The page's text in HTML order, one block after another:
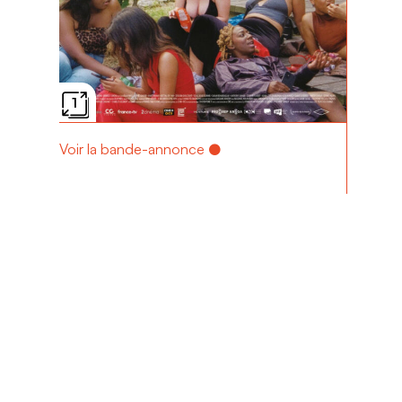
1
Voir la bande-annonce